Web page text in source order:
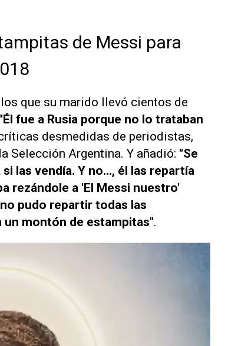
de Messi para
que su marido llevó cientos de
"Él fue a Rusia porque no lo trataban
desmedidas de periodistas,
Selección Argentina. Y añadió: "Se
las vendía. Y no..., él las repartía
rezándole a 'El Messi nuestro'
pudo repartir todas las
montón de estampitas".